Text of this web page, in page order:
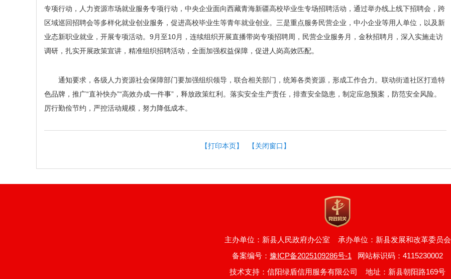
专项行动，人力资源市场就业服务专项行动，中央企业面向西藏青海新疆高校毕业生专场招聘活动，通过举办线上线下招聘会，跨
区域巡回招聘会等多样化就业创业服务，促进高校毕业生等青年就业创业。三是重点服务民营企业，中小企业等用人单位，以及新
业态新职业就业，开展专项活动。9月至10月，连续组织开展直播带岗专项招聘周，民营企业服务月，金秋招聘月，深入实施走访
调研，扎实开展政策宣讲，精准组织招聘活动，全面加强权益保障，促进人岗高效匹配。
通知要求，各级人力资源社会保障部门要加强组织领导，联合相关部门，统筹各类资源，形成工作合力。联动街道社区打造特
色品牌，推广“直补快办”“高效办成一件事”，释放政策红利。落实安全生产责任，排查安全隐患，制定应急预案，防范安全风险。
厉行勤俭节约，严控活动规模，努力降低成本。
【打印本页】 【关闭窗口】
主办单位：新县人民政府办公室 承办单位：新县发展和改革委员会
备案编号： 豫ICP备2025109286号-1 网站标识码：4115230002
技术支持：信阳绿盾信用服务有限公司 地址：新县朝阳路169号